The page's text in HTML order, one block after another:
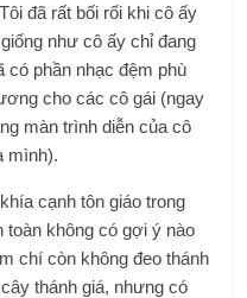
đã rất bối rối khi cô ấy
như cô ấy chỉ đang
có phần nhạc đệm phù
cho các cô gái (ngay
màn trình diễn của cô
mình).
cạnh tôn giáo trong
toàn không có gợi ý nào
chí còn không đeo thánh
thánh giá, nhưng có